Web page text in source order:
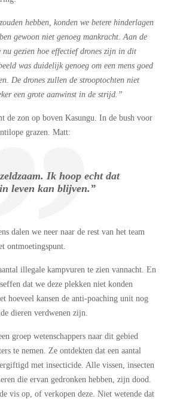
hebben, konden we betere hinderlagen
gewoon niet genoeg mankracht. Aan de
nu gezien hoe effectief drones zijn in dit
was duidelijk genoeg om een mens goed
De drones zullen de strooptochten niet
een grote aanwinst in de strijd.”
de zon op boven Kasungu. In de bush voor
grazen. Matt:
Ik hoop echt dat
leven kan blijven.”
dalen we neer naar de rest van het team
ontmoetingspunt.
illegale kampvuren te zien vannacht. En
dat we deze plekken niet konden
hoeveel kansen de anti-poaching unit nog
dieren verdwenen zijn.
groep wetenschappers naar dit gebied
te nemen. Ze ontdekten dat een aantal
met insecticide. Alle vissen, insecten
die ervan gedronken hebben, zijn dood.
vis op, of verkopen deze. Niet wetende dat